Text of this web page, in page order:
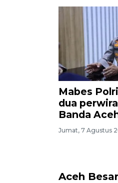
Mabes
dua
Banda
Jumat, 7 Agustus
Aceh Besar